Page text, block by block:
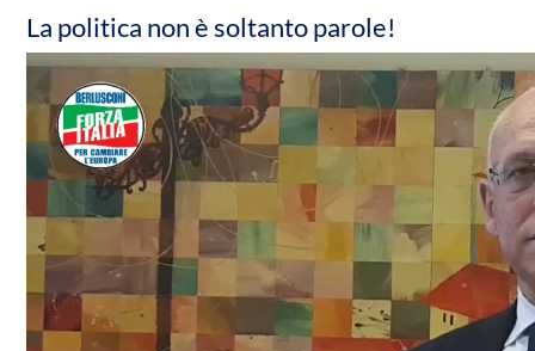
La politica non è soltanto parole!